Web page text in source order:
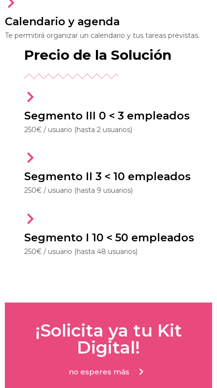
Calendario y agenda
Te permitirá organizar un calendario y tus tareas previstas.
Precio de la Solución
Segmento III 0 < 3 empleados
250€ / usuario (hasta 2 usuarios)
Segmento II 3 < 10 empleados
250€ / usuario (hasta 9 usuarios)
Segmento I 10 < 50 empleados
250€ / usuario (hasta 48 usuarios)
¡Solicita ya tu Kit
Digital!
no esperes más